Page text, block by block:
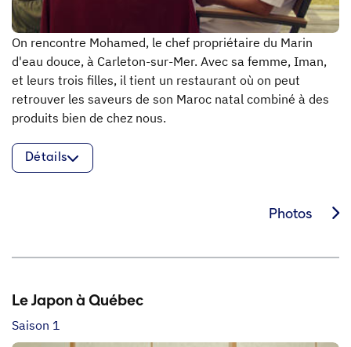
On rencontre Mohamed, le chef propriétaire du Marin
d'eau douce, à Carleton-sur-Mer. Avec sa femme, Iman,
et leurs trois filles, il tient un restaurant où on peut
retrouver les saveurs de son Maroc natal combiné à des
produits bien de chez nous.
Détails
Photos
Le Japon à Québec
Saison 1